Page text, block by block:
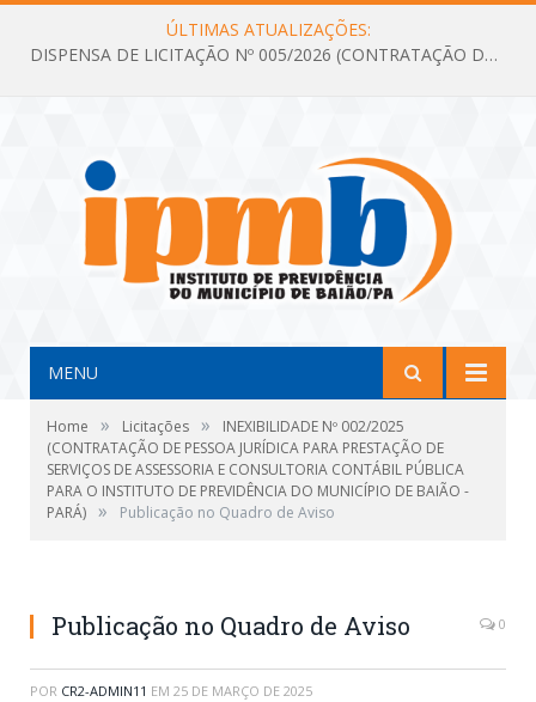
ÚLTIMAS ATUALIZAÇÕES:
DISPENSA DE LICITAÇÃO Nº 005/2026 (CONTRATAÇÃO DE SERVIÇOS TÉCNICOS DE CONSULTORIA E ASSESSORIA EM LICITAÇÃO COM ANÁLISE E ACOMPANHAMENTO DE PROCESSOS LICITATÓRIOS PARA ATENDER AS NECESSIDADES DO INSTITUTO DE PREVIDÊNCIA DO MUNICÍPIO DE BAIÃO – IPMB)
MENU
Home » Licitações »
INEXIBILIDADE Nº 002/2025
(CONTRATAÇÃO DE PESSOA JURÍDICA PARA PRESTAÇÃO DE
SERVIÇOS DE ASSESSORIA E CONSULTORIA CONTÁBIL PÚBLICA
PARA O INSTITUTO DE PREVIDÊNCIA DO MUNICÍPIO DE BAIÃO -
PARÁ) » Publicação no Quadro de Aviso
Publicação no Quadro de Aviso 0
POR CR2-ADMIN11 EM 25 DE MARÇO DE 2025